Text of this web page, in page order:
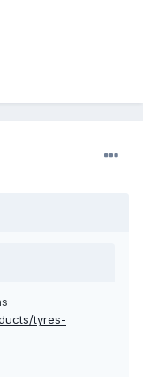
tyres-